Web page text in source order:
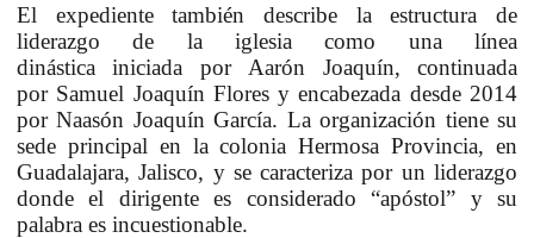
El expediente también describe la estructura de
liderazgo de la iglesia como una línea
dinástica iniciada por Aarón Joaquín, continuada
por Samuel Joaquín Floresy encabezada desde 2014
por Naasón Joaquín García. La organización tiene su
sede principal en la colonia Hermosa Provincia, en
Guadalajara, Jalisco, y se caracteriza por un liderazgo
dondeel dirigente es considerado “apóstol” y su
palabra es incuestionable.